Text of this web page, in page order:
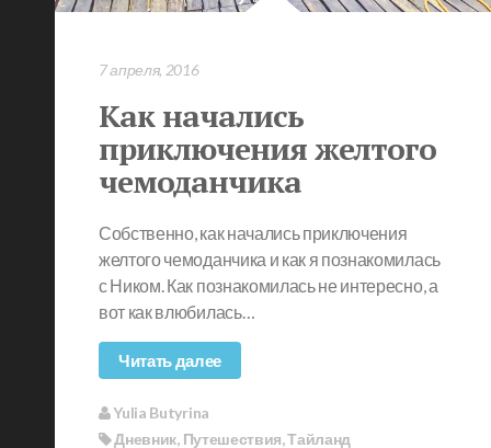
7 апреля, 2016
Как начались
приключения желтого
чемоданчика
Собственно, как начались приключения
желтого чемоданчика и как я познакомилась
с Ником. Как познакомилась не интересно, а
вот как влюбилась…
Читать далее
Yulia Butyrina
Дневник, Путешествия,Тайланд